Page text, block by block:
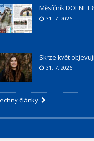
Měsíčník DOBNET
31. 7. 2026
Skrze květ
31. 7. 2026
články